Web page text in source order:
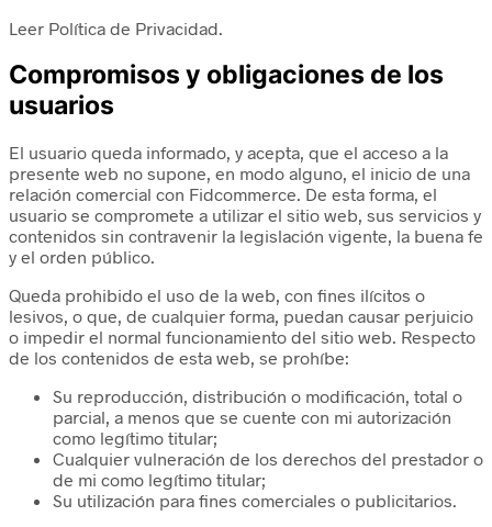
Leer Política de Privacidad.
Compromisos y obligaciones de los
usuarios
El usuario queda informado, y acepta, que el acceso a la
presente web no supone, en modo alguno, el inicio de una
relación comercial con Fidcommerce. De esta forma, el
usuario se compromete a utilizar el sitio web, sus servicios y
contenidos sin contravenir la legislación vigente, la buena fe
y el orden público.
Queda prohibido el uso de la web, con fines ilícitos o
lesivos, o que, de cualquier forma, puedan causar perjuicio
o impedir el normal funcionamiento del sitio web. Respecto
de los contenidos de esta web, se prohíbe:
Su reproducción, distribución o modificación, total o
parcial, a menos que se cuente con mi autorización
como legítimo titular;
Cualquier vulneración de los derechos del prestador o
de mi como legítimo titular;
Su utilización para fines comerciales o publicitarios.